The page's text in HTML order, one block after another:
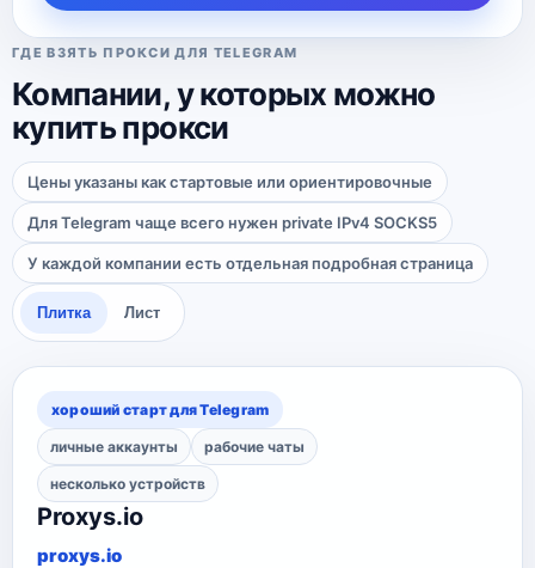
ГДЕ ВЗЯТЬ ПРОКСИ ДЛЯ TELEGRAM
Компании, у которых можно
купить прокси
Цены указаны как стартовые или ориентировочные
Для Telegram чаще всего нужен private IPv4 SOCKS5
У каждой компании есть отдельная подробная страница
Плитка Лист
хороший старт для Telegram
личные аккаунты рабочие чаты
несколько устройств
Proxys.io
proxys.io